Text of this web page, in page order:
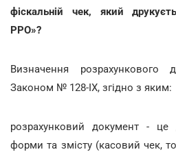
фіскальній чек, який
РРО»?
Визначення розрахункового
Законом № 128-IX, згідно з яким:
розрахунковий документ - це
форми та змісту (касовий чек,